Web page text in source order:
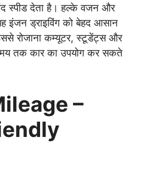
स्पीड देता है। हल्के वजन और
इंजन ड्राइविंग को बेहद आसान
रोजाना कम्यूटर, स्टूडेंट्स और
तक कार का उपयोग कर सकते
–